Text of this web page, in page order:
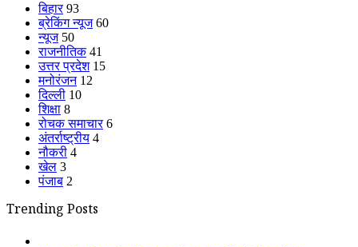
बिहार 93
ब्रेकिंग न्यूज 60
न्यूज 50
राजनीतिक 41
उत्तर प्रदेश 15
मनोरंजन 12
दिल्ली 10
शिक्षा 8
रोचक समाचार 6
अंतर्राष्ट्रीय 4
नौकरी 4
खेल 3
पंजाब 2
Trending Posts